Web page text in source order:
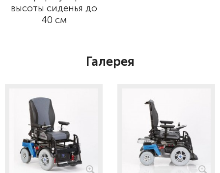
высоты сиденья до
40 см
Галерея